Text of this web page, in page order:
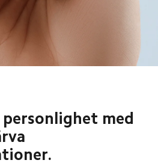
med